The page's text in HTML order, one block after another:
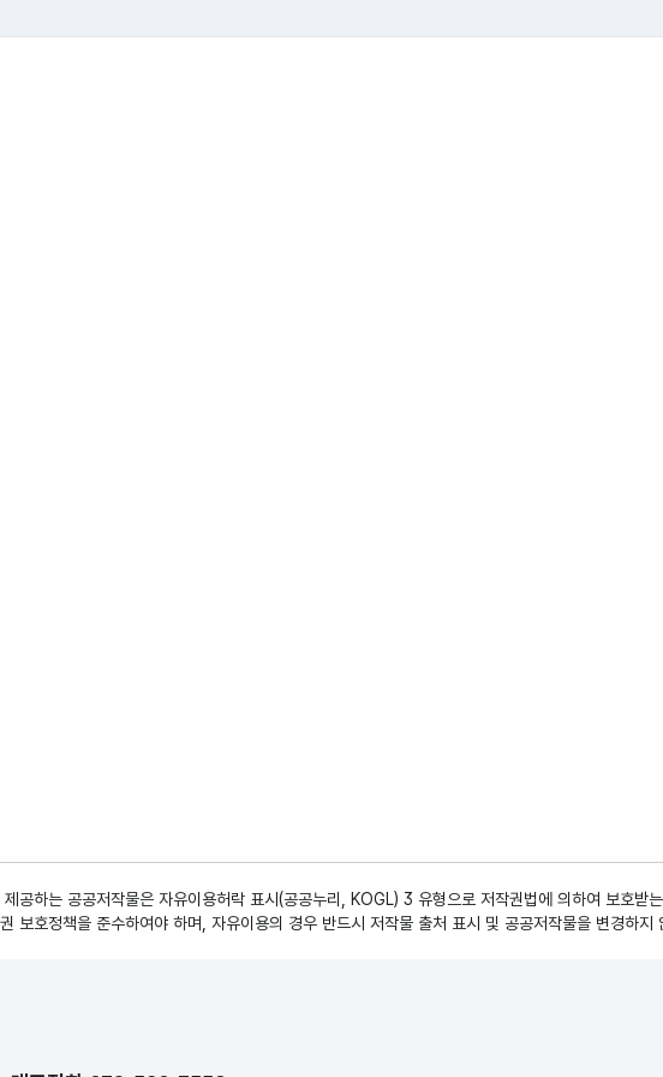
제공하는 공공저작물은 자유이용허락 표시(공공누리, KOGL) 3 유형으로 저작권법에 의하여 보호받
보호정책을 준수하여야 하며, 자유이용의 경우 반드시 저작물 출처 표시 및 공공저작물을 변경하지